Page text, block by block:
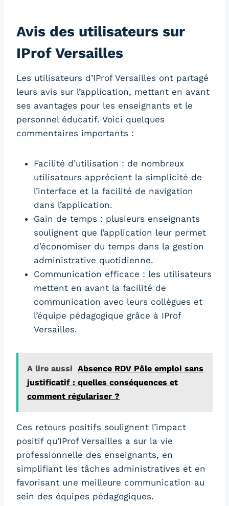
Avis des utilisateurs sur
IProf Versailles
Les utilisateurs d’IProf Versailles ont partagé
leurs avis sur l’application, mettant en avant
ses avantages pour les enseignants et le
personnel éducatif. Voici quelques
commentaires importants :
Facilité d’utilisation : de nombreux
utilisateurs apprécient la simplicité de
l’interface et la facilité de navigation
dans l’application.
Gain de temps : plusieurs enseignants
soulignent que l’application leur permet
d’économiser du temps dans la gestion
administrative quotidienne.
Communication efficace : les utilisateurs
mettent en avant la facilité de
communication avec leurs collègues et
l’équipe pédagogique grâce à IProf
Versailles.
A lire aussi Absence RDV Pôle emploi sans
justificatif : quelles conséquences et
comment régulariser ?
Ces retours positifs soulignent l’impact
positif qu’IProf Versailles a sur la vie
professionnelle des enseignants, en
simplifiant les tâches administratives et en
favorisant une meilleure communication au
sein des équipes pédagogiques.